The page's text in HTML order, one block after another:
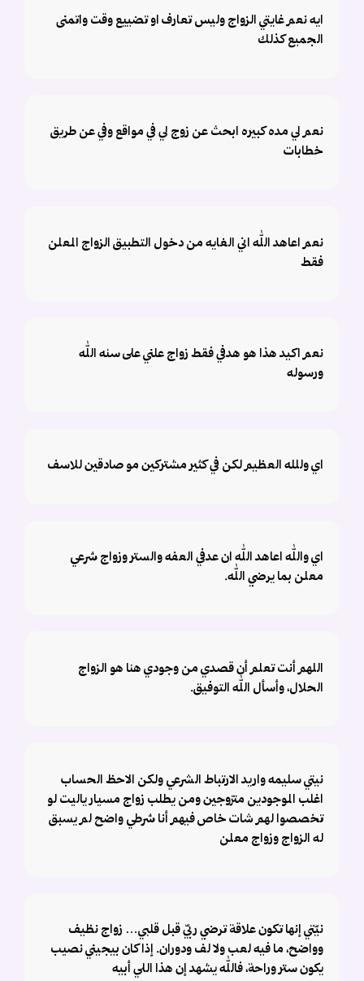
ايه نعم غايتي الزواج وليس تعارف او تضييع وقت واتمنى
الجميع كذلك
نعم لي مده كبيره ابحث عن زوج لي في مواقع وفي عن طريق
خطابات
نعم اعاهد الله اني الغايه من دخول التطبيق الزواج المعلن
فقط
نعم اكيد هذا هو هدفي فقط زواج علني على سنه الله
ورسوله
اي وللله العظيم لكن في كثير مشتركين مو صادقين للاسف
اي والله اعاهد الله ان عدفي العفه والستر وزواج شرعي
معلن بما يرضي الله.
اللهم أنت تعلم أن قصدي من وجودي هنا هو الزواج
الحلال، وأسأل الله التوفيق.
نيتي سليمه واريد الارتباط الشرعي ولكن الاحظ الحساب
اغلب الموجودين متزوجين ومن يطلب زواج مسيار ياليت لو
تخصصوا لهم شات خاص فيهم أنا شرطي واضح لم يسبق
له الزواج وزواج معلن
نيّتي إنها تكون علاقة ترضي ربّي قبل قلبي… زواج نظيف
وواضح، ما فيه لعب ولا لف ودوران. إذا كان بيجيني نصيب
يكون ستر وراحة، فالله يشهد إن هذا اللي أبيه